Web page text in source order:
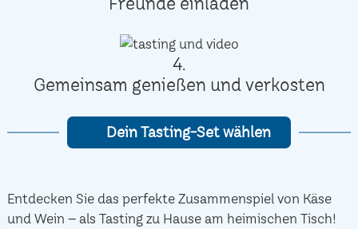
4.
Gemeinsam genießen und verkosten
Dein Tasting-Set wählen
Entdecken Sie das perfekte Zusammenspiel von Käse
und Wein – als Tasting zu Hause am heimischen Tisch!